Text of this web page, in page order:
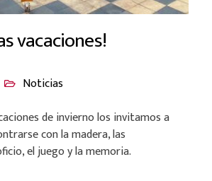
vacaciones!
Noticias
de invierno los invitamos a
con la madera, las
el juego y la memoria.